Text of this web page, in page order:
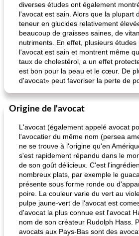
diverses études ont également
l'avocat est sain. Alors que la plupart
teneur en glucides relativement
beaucoup de graisses saines, de
nutriments. En effet, plusieurs
l'avocat est sain et montrent même
taux de cholestérol, a un effet
est bon pour la peau et le cœur. De
d'avocat» peut favoriser la perte de
Origine de l'avocat
L'avocat (également appelé avocat
l'avocatier du même nom (persea
ne se trouve à l'origine qu'en
s'est rapidement répandu dans le
de son goût délicieux. C'est
nombreux plats, par exemple le
présente sous forme ronde ou
poire. La couleur varie du vert au
pulpe jaune-vert de l'avocat est
d'avocat la plus connue est l'avocat
nom de son créateur Rudolph Hass.
avocats aux Pays-Bas sont des